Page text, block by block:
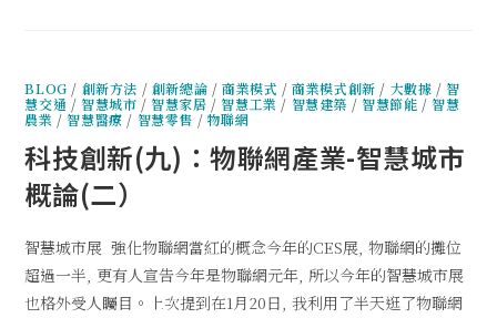
BLOG / 創新方法 / 創新總論 /商業模式 /商業模式創新 / 大數據 /智
慧交通 /智慧城市 /智慧家居 /智慧工業 / 智慧建築 / 智慧節能 /智慧
農業 /智慧醫療 / 智慧零售 / 物聯網
科技創新(九)：物聯網產業-智慧城市
概論(二）
智慧城市展 強化物聯網當紅的概念今年的CES展, 物聯網的攤位
超過一半, 更有人宣告今年是物聯網元年, 所以今年的智慧城市展
也格外受人矚目。上次提到在1月20日, 我利用了半天逛了物聯網